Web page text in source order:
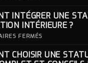
ICONIQUES
DES
CÉRÉMONIES
SON
SOCLE
POUR
INTÉGRER UNE
INTÉRIEURE ?
FERMÉS
UNE
CHOISIR UNE